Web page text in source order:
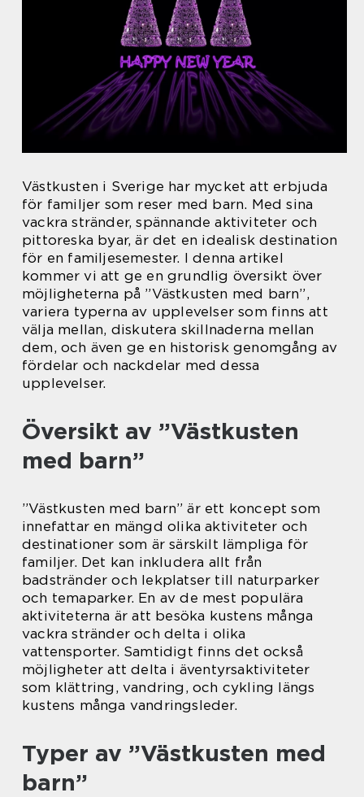
Västkusten i Sverige har mycket att erbjuda
för familjer som reser med barn. Med sina
vackra stränder, spännande aktiviteter och
pittoreska byar, är det en idealisk destination
för en familjesemester. I denna artikel
kommer vi att ge en grundlig översikt över
möjligheterna på ”Västkusten med barn”,
variera typerna av upplevelser som finns att
välja mellan, diskutera skillnaderna mellan
dem, och även ge en historisk genomgång av
fördelar och nackdelar med dessa
upplevelser.
Översikt av ”Västkusten
med barn”
”Västkusten med barn” är ett koncept som
innefattar en mängd olika aktiviteter och
destinationer som är särskilt lämpliga för
familjer. Det kan inkludera allt från
badstränder och lekplatser till naturparker
och temaparker. En av de mest populära
aktiviteterna är att besöka kustens många
vackra stränder och delta i olika
vattensporter. Samtidigt finns det också
möjligheter att delta i äventyrsaktiviteter
som klättring, vandring, och cykling längs
kustens många vandringsleder.
Typer av ”Västkusten med
barn”